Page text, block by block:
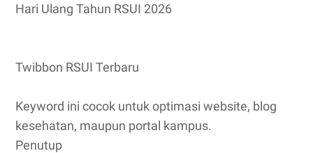
Hari Ulang Tahun RSUI 2026
Twibbon RSUI Terbaru
Keyword ini cocok untuk optimasi website, blog
kesehatan, maupun portal kampus.
Penutup